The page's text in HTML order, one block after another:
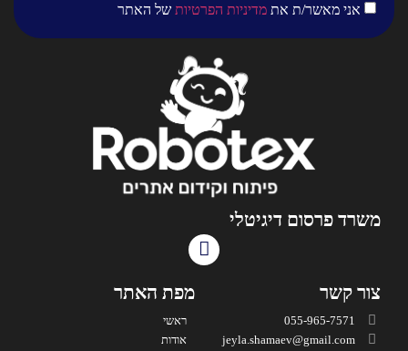
אני מאשר/ת את מדיניות הפרטיות של האתר
משרד פרסום דיגיטלי
צור קשר
055-965-7571
jeyla.shamaev@gmail.com
מפת האתר
ראשי
אודות